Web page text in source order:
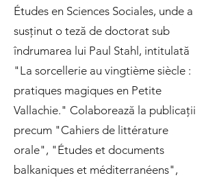
Études en Sciences Sociales, unde a
susținut o teză de doctorat sub
îndrumarea lui Paul Stahl, intitulată
"La sorcellerie au vingtième siècle :
pratiques magiques en Petite
Vallachie." Colaborează la publicații
precum "Cahiers de littérature
orale", "Études et documents
balkaniques et méditerranéens",